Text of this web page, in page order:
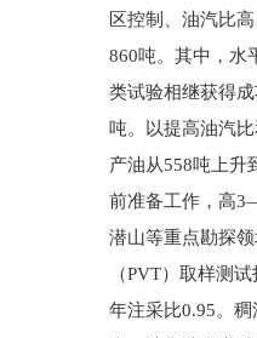
区控制、油汽比
860吨。其中，水
类试验相继获得
吨。以提高油汽
产油从558吨上升
前准备工作，高
潜山等重点勘探
（PVT）取样测
年注采比0.95。